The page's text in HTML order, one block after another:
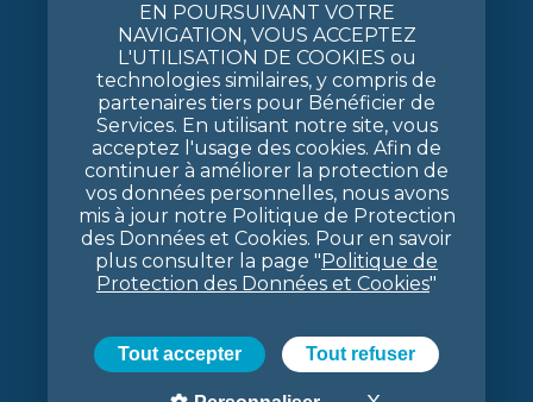
EN POURSUIVANT VOTRE
NAVIGATION, VOUS ACCEPTEZ
L'UTILISATION DE COOKIES ou
technologies similaires, y compris de
partenaires tiers pour Bénéficier de
Services. En utilisant notre site, vous
acceptez l'usage des cookies. Afin de
continuer à améliorer la protection de
vos données personnelles, nous avons
mis à jour notre Politique de Protection
des Données et Cookies. Pour en savoir
plus consulter la page "Politique de
Protection des Données et Cookies"
Tout accepter Tout refuser